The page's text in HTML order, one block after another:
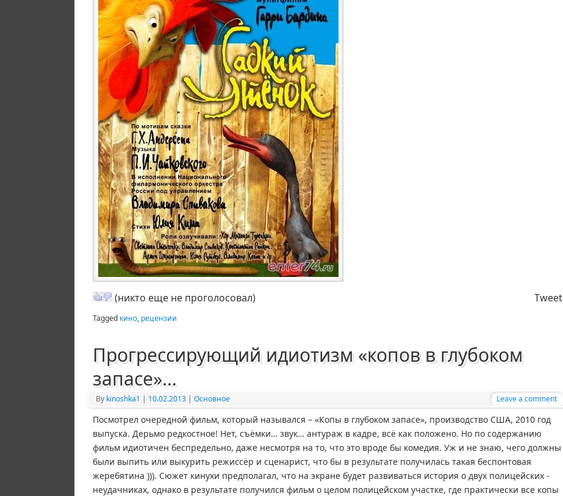
Tweet
(никто еще не проголосовал)
Tagged кино, рецензии
Прогрессирующий идиотизм «копов в глубоком
запасе»…
By kinoshka1 | 10.02.2013 | Основное Leave a comment
Посмотрел очередной фильм, который назывался – «Копы в глубоком запасе», производство США, 2010 год
выпуска. Дерьмо редкостное! Нет, съёмки… звук… антураж в кадре, всё как положено. Но по содержанию
фильм идиотичен беспредельно, даже несмотря на то, что это вроде бы комедия. Уж и не знаю, чего должны
были выпить или выкурить режиссёр и сценарист, что бы в результате получилась такая беспонтовая
жеребятина ))). Сюжет кинухи предполагал, что на экране будет развиваться история о двух полицейских -
неудачниках, однако в результате получился фильм о целом полицейском участке, где практически все копы